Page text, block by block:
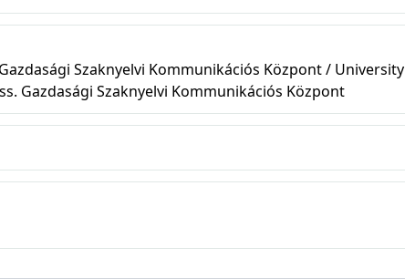
Szaknyelvi Kommunikációs Központ / University
Gazdasági Szaknyelvi Kommunikációs Központ